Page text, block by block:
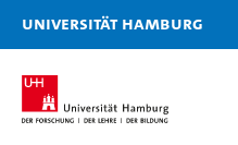
Universität Hamburg